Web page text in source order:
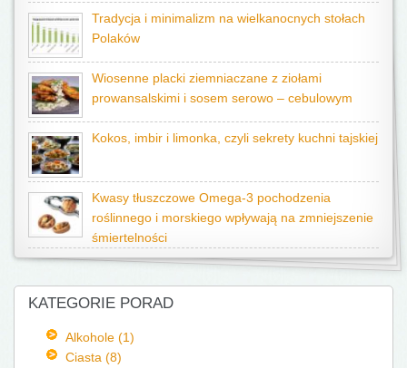
Tradycja i minimalizm na wielkanocnych stołach
Polaków
Wiosenne placki ziemniaczane z ziołami
prowansalskimi i sosem serowo – cebulowym
Kokos, imbir i limonka, czyli sekrety kuchni tajskiej
Kwasy tłuszczowe Omega-3 pochodzenia
roślinnego i morskiego wpływają na zmniejszenie
śmiertelności
KATEGORIE PORAD
Alkohole (1)
Ciasta (8)